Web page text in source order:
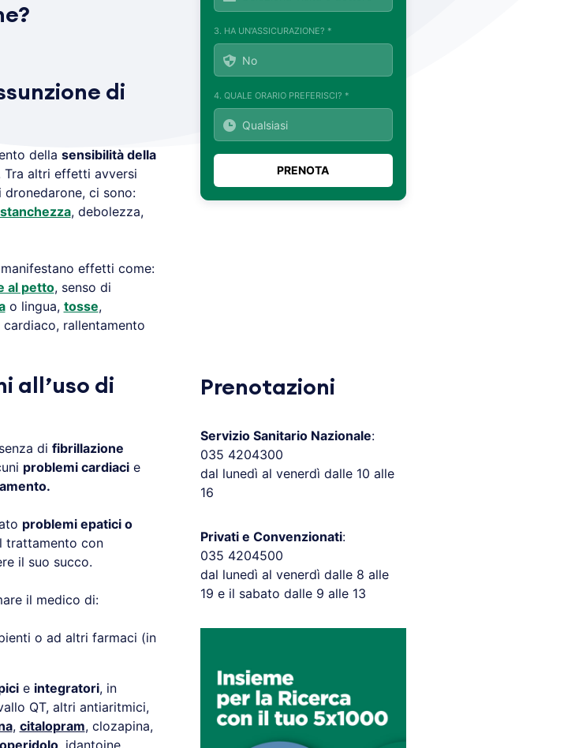
di
della sensibilità della
Tra altri effetti avversi
ci sono:
stanchezza, debolezza,
effetti come:
al petto, senso di
o lingua, tosse,
rallentamento
all’uso di
di fibrillazione
problemi cardiacie
problemi epatici o
trattamento con
il suo succo.
il medico di:
o ad altri farmaci (in
e integratori, in
QT, altri antiaritmici,
, citalopram, clozapina,
, idantoine,
3. HA UN'ASSICURAZIONE? *
4. QUALE ORARIO PREFERISCI? *
Prenotazioni
Servizio Sanitario Nazionale:
035 4204300
dal lunedì al venerdì dalle 10 alle
16
Privati e Convenzionati:
035 4204500
dal lunedì al venerdì dalle 8 alle
19 e il sabato dalle 9 alle 13